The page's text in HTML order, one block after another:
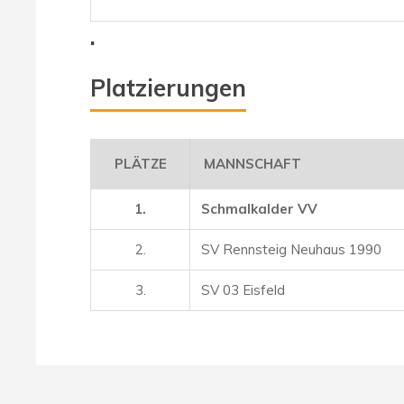
.
Platzierungen
PLÄTZE MANNSCHAFT
1. Schmalkalder VV
2. SV Rennsteig Neuhaus 1990
3. SV 03 Eisfeld